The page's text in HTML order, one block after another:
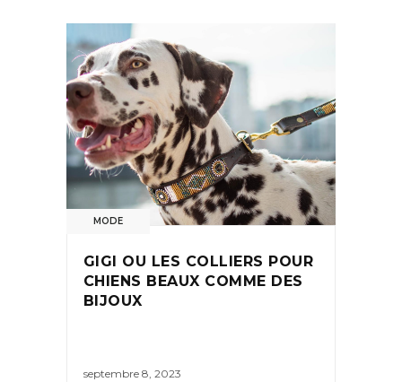
MODE
GIGI OU LES COLLIERS POUR
CHIENS BEAUX COMME DES
BIJOUX
septembre 8, 2023